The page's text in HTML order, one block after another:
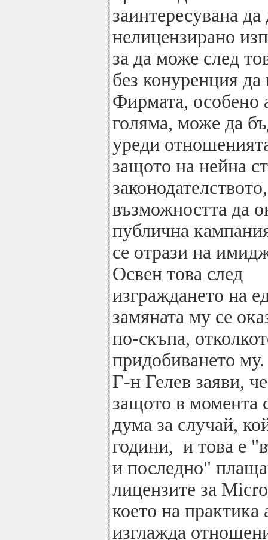
заинтересувана
нелицензирано
за да може след
без конуренция
Фирмата, особено
голяма, може да
уреди
защото на нейна
възможността да
публична
се отрази на
Освен това след
изграждането на
замяната му се
по-скъпа,
придобиването му.
Г-н Гелев заяви,
защото в момента
дума за случай,
години, и това е
и последно"
лицензите за
което на
изглажда